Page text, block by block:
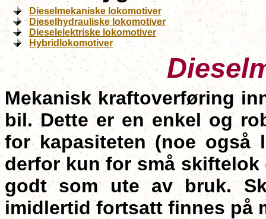
Dieselmekaniske lokomotiver
Dieselhydrauliske lokomotiver
Dieselelektriske lokomotiver
Hybridlokomotiver
Mekanisk kraftoverføring
bil. Dette er en enkel og
for kapasiteten (noe også
derfor kun for små skiftelok
godt som ute av bruk.
imidlertid fortsatt finnes på